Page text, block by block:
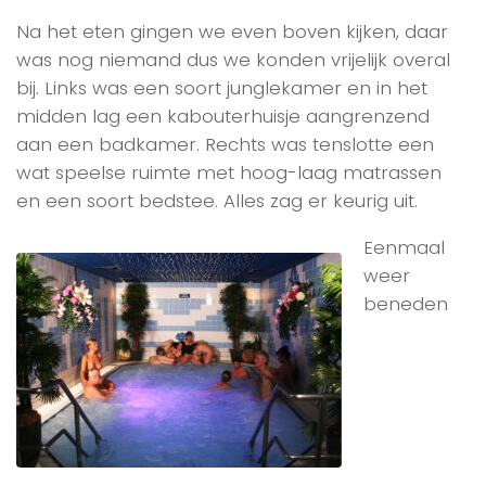
Na het eten gingen we even boven kijken, daar
was nog niemand dus we konden vrijelijk overal
bij. Links was een soort junglekamer en in het
midden lag een kabouterhuisje aangrenzend
aan een badkamer. Rechts was tenslotte een
wat speelse ruimte met hoog-laag matrassen
en een soort bedstee. Alles zag er keurig uit.
Eenmaal
weer
beneden